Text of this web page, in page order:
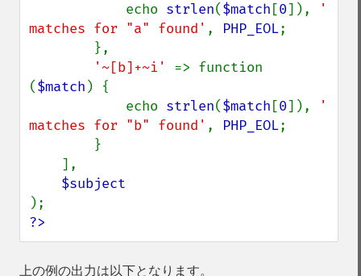
            echo
strlen($match [0]),
'
matches for "a" found' , PHP_EOL;
'~[b]+~i' => function
($match ) {
            echo
strlen($match [0]),
'
matches for "b" found' , PHP_EOL;
?>
上の例の出力は以下となります。